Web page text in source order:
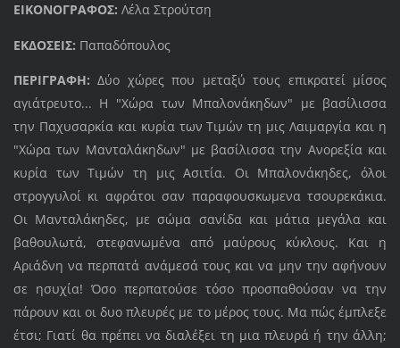
ΕΙΚΟΝΟΓΡΑΦΟΣ: Λέλα Στρούτση
ΕΚΔΟΣΕΙΣ: Παπαδόπουλος
ΠΕΡΙΓΡΑΦΗ:Δύο χώρες που μεταξύ τους επικρατεί μίσος
αγιάτρευτο... Η "Χώρα των Μπαλονάκηδων" με βασίλισσα
την Παχυσαρκία και κυρία των Τιμών τη μις Λαιμαργία και η
"Χώρα των Μανταλάκηδων" με βασίλισσα την Ανορεξία και
κυρία των Τιμών τη μις Ασιτία. Οι Μπαλονάκηδες, όλοι
στρογγυλοί κι αφράτοι σαν παραφουσκωμενα τσουρεκάκια.
Οι Μανταλάκηδες, με σώμα σανίδα και μάτια μεγάλα και
βαθουλωτά, στεφανωμένα από μαύρους κύκλους. Και η
Αριάδνη να περπατά ανάμεσά τους και να μην την αφήνουν
σε ησυχία! Όσο περπατούσε τόσο προσπαθούσαν να την
πάρουν και οι δυο πλευρές με το μέρος τους. Μα πώς έμπλεξε
έτσι; Γιατί θα πρέπει να διαλέξει τη μια πλευρά ή την άλλη;